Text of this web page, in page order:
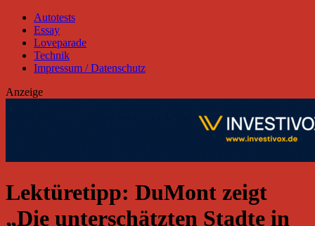
Autotests
Essay
Loveparade
Technik
Impressum / Datenschutz
Anzeige
Lektüretipp: DuMont zeigt
„Die unterschätzten Stadte in